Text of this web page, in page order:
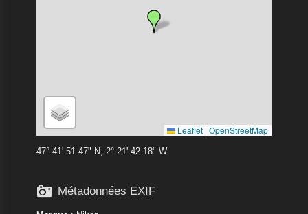
Leaflet | OpenStreetMap
47° 41' 51.47" N, 2° 21' 42.18" W
 Métadonnées EXIF